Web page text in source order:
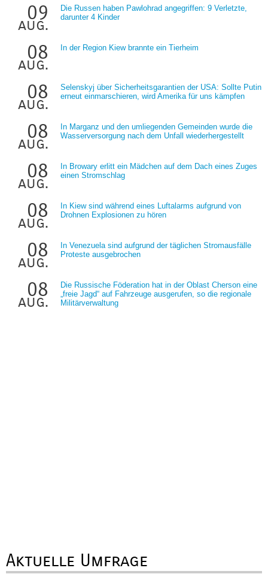
09
aug.
Die Russen haben Pawlohrad angegriffen: 9 Verletzte,
darunter 4 Kinder
08
aug.
In der Region Kiew brannte ein Tierheim
08
aug.
Selenskyj über Sicherheitsgarantien der USA: Sollte Putin
erneut einmarschieren, wird Amerika für uns kämpfen
08
aug.
In Marganz und den umliegenden Gemeinden wurde die
Wasserversorgung nach dem Unfall wiederhergestellt
08
aug.
In Browary erlitt ein Mädchen auf dem Dach eines Zuges
einen Stromschlag
08
aug.
In Kiew sind während eines Luftalarms aufgrund von
Drohnen Explosionen zu hören
08
aug.
In Venezuela sind aufgrund der täglichen Stromausfälle
Proteste ausgebrochen
08
aug.
Die Russische Föderation hat in der Oblast Cherson eine
„freie Jagd“ auf Fahrzeuge ausgerufen, so die regionale
Militärverwaltung
Aktuelle Umfrage